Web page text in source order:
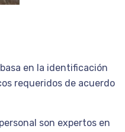
en la identificación
requeridos de acuerdo
son expertos en